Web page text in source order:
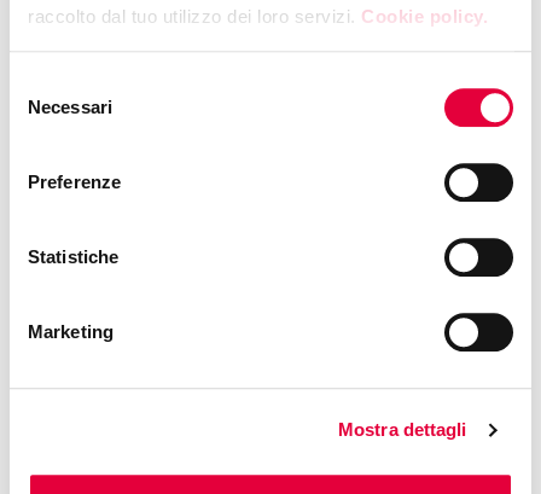
raccolto dal tuo utilizzo dei loro servizi. Cookie policy.
delNecessari
Preferenze
Statistiche
Marketing
Mostra dettagli
TUESDAY, 12 MAY 2026 |11:00
In collaboration with Associazione dei Cuochi della Mole